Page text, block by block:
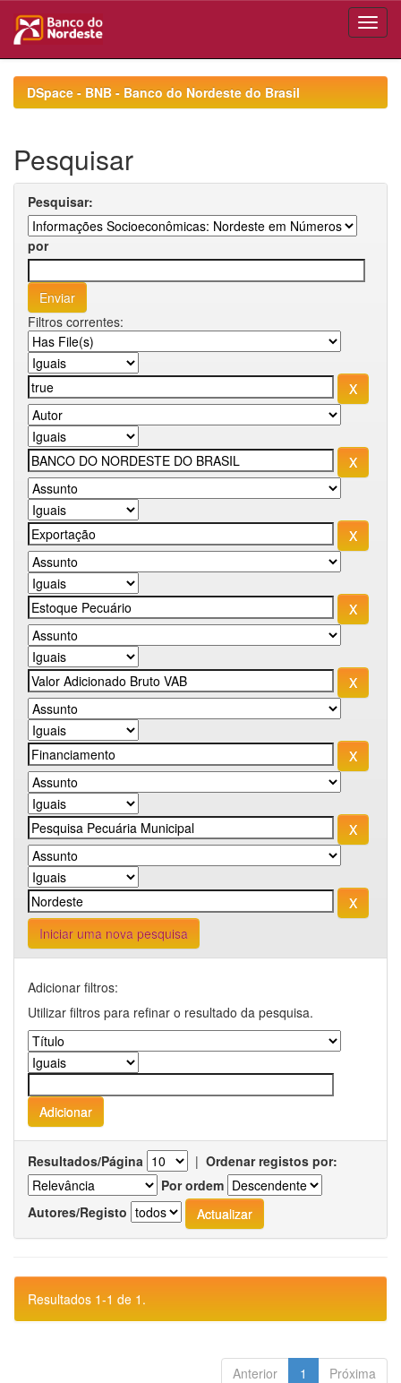
navigationDSpace - BNB - Banco do Nordeste do Brasil
Pesquisar
Pesquisar:
por
Filtros correntes:
Iniciar uma nova pesquisa
Adicionar filtros:
Utilizar filtros para refinar o resultado da pesquisa.
Resultados/Página | Ordenar registos por:
Por ordem
Autores/Registo
Resultados 1-1 de 1.
Anterior 1 Próxima